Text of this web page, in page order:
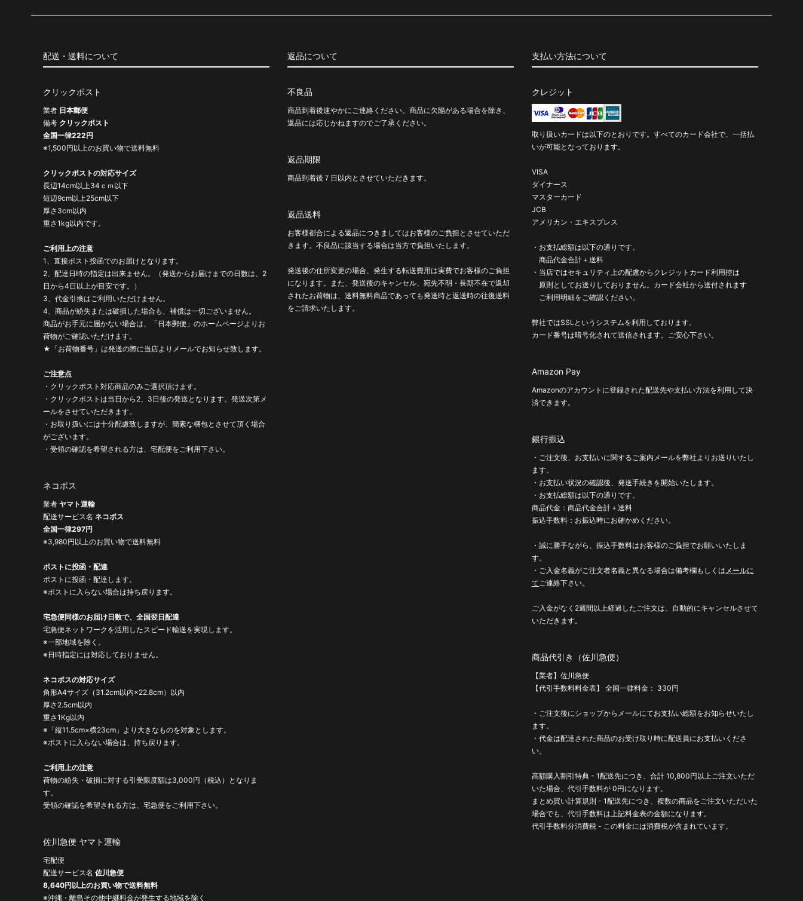
配送・送料について
クリックポスト
業者 日本郵便
備考 クリックポスト
全国一律222円
※1,500円以上のお買い物で送料無料
クリックポストの対応サイズ
長辺14cm以上34ｃｍ以下
短辺9cm以上25cm以下
厚さ3cm以内
重さ1kg以内です。
ご利用上の注意
1、直接ポスト投函でのお届けとなります。
2、配達日時の指定は出来ません。（発送からお届けまでの日数は、2
日から4日以上が目安です。）
3、代金引換はご利用いただけません。
4、商品が紛失または破損した場合も、補償は一切ございません。
商品がお手元に届かない場合は、「日本郵便」のホームページよりお
荷物がご確認いただけます。
★「お荷物番号」は発送の際に当店よりメールでお知らせ致します。
ご注意点
・クリックポスト対応商品のみご選択頂けます。
・クリックポストは当日から2、3日後の発送となります。発送次第メ
ールをさせていただきます。
・お取り扱いには十分配慮致しますが、簡素な梱包とさせて頂く場合
がございます。
・受領の確認を希望される方は、宅配便をご利用下さい。
ネコポス
業者 ヤマト運輸
配送サービス名 ネコポス
全国一律297円
※3,980円以上のお買い物で送料無料
ポストに投函・配達
ポストに投函・配達します。
※ポストに入らない場合は持ち戻ります。
宅急便同様のお届け日数で、全国翌日配達
宅急便ネットワークを活用したスピード輸送を実現します。
※一部地域を除く。
※日時指定には対応しておりません。
ネコポスの対応サイズ
角形A4サイズ（31.2cm以内×22.8cm）以内
厚さ2.5cm以内
重さ1Kg以内
※「縦11.5cm×横23cm」より大きなものを対象とします。
※ポストに入らない場合は、持ち戻ります。
ご利用上の注意
荷物の紛失・破損に対する引受限度額は3,000円（税込）となりま
す。
受領の確認を希望される方は、宅急便をご利用下さい。
佐川急便 ヤマト運輸
宅配便
配送サービス名 佐川急便
8,640円以上のお買い物で送料無料
※沖縄・離島その他中継料金が発生する地域を除く
返品について
不良品
商品到着後速やかにご連絡ください。商品に欠陥がある場合を除き、
返品には応じかねますのでご了承ください。
返品期限
商品到着後７日以内とさせていただきます。
返品送料
お客様都合による返品につきましてはお客様のご負担とさせていただ
きます。不良品に該当する場合は当方で負担いたします。
発送後の住所変更の場合、発生する転送費用は実費でお客様のご負担
になります。また、発送後のキャンセル、宛先不明・長期不在で返却
されたお荷物は、送料無料商品であっても発送時と返送時の往復送料
をご請求いたします。
支払い方法について
クレジット
取り扱いカードは以下のとおりです。すべてのカード会社で、一括払
いが可能となっております。
VISA
ダイナース
マスターカード
JCB
アメリカン・エキスプレス
・お支払総額は以下の通りです。
商品代金合計＋送料
・当店ではセキュリティ上の配慮からクレジットカード利用控は
原則としてお送りしておりません。カード会社から送付されます
ご利用明細をご確認ください。
弊社ではSSLというシステムを利用しております。
カード番号は暗号化されて送信されます。ご安心下さい。
Amazon Pay
Amazonのアカウントに登録された配送先や支払い方法を利用して決
済できます。
銀行振込
・ご注文後、お支払いに関するご案内メールを弊社よりお送りいたし
ます。
・お支払い状況の確認後、発送手続きを開始いたします。
・お支払総額は以下の通りです。
商品代金：商品代金合計＋送料
振込手数料：お振込時にお確かめください。
・誠に勝手ながら、振込手数料はお客様のご負担でお願いいたしま
す。
・ご入金名義がご注文者名義と異なる場合は備考欄もしくは メールに
てご連絡下さい。
ご入金がなく2週間以上経過したご注文は、自動的にキャンセルさせて
いただきます。
商品代引き（佐川急便）
【業者】佐川急便
【代引手数料料金表】 全国一律料金： 330円
・ご注文後にショップからメールにてお支払い総額をお知らせいたし
ます。
・代金は配達された商品のお受け取り時に配送員にお支払いくださ
い。
高額購入割引特典 - 1配送先につき、合計 10,800円以上ご注文いただ
いた場合、代引手数料が 0円になります。
まとめ買い計算規則 - 1配送先につき、複数の商品をご注文いただいた
場合でも、代引手数料は上記料金表の金額になります。
代引手数料分消費税 - この料金には消費税が含まれています。